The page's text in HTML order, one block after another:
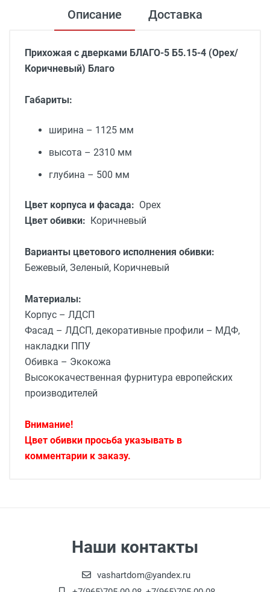
Описание Доставка
Прихожая с дверками БЛАГО-5 Б5.15-4 (Орех/
Коричневый) Благо
Габариты:
ширина – 1125 мм
высота – 2310 мм
глубина – 500 мм
Цвет корпуса и фасада: Орех
Цвет обивки:
Коричневый
Варианты цветового исполнения обивки:
Бежевый, Зеленый, Коричневый
Материалы:
Корпус – ЛДСП
Фасад – ЛДСП, декоративные профили – МДФ,
накладки ППУ
Обивка – Экокожа
Высококачественная фурнитура европейских
производителей
Внимание!
Цвет обивки просьба указывать в
комментарии к заказу.
Доставка г. Калуга 1000 рублей (Шопино,
Доставка по Калуге на сумму более 60 000
Наши контакты
vashartdom@yandex.ru